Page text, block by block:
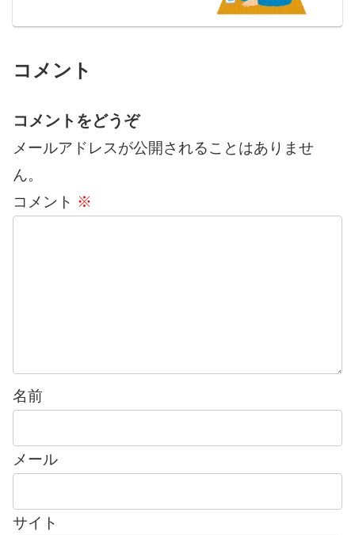
コメント
コメントをどうぞ
メールアドレスが公開されることはありませ
ん。
コメント ※
名前
メール
サイト